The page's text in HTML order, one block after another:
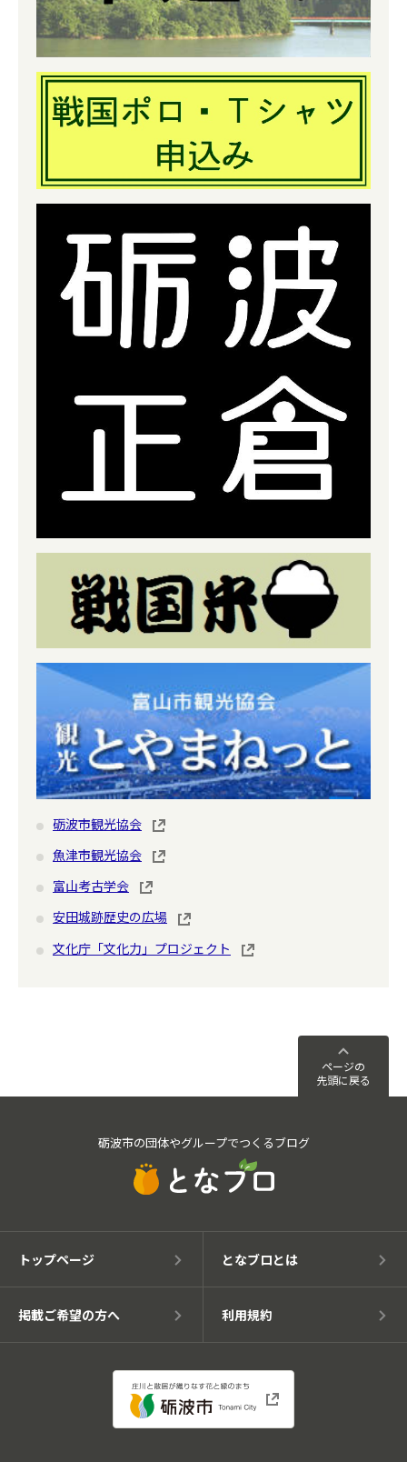
砺波市観光協会
魚津市観光協会
富山考古学会
安田城跡歴史の広場
文化庁「文化力」プロジェクト
ページの
先頭に戻る
砺波市の団体やグループでつくるブログ
トップページ となブロとは
掲載ご希望の方へ 利用規約